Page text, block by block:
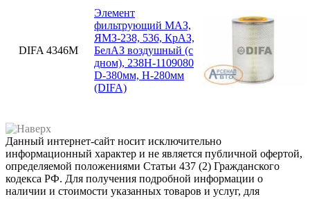
DIFA 4346М
Элемент
фильтрующий МАЗ,
ЯМЗ-238, 536, КрАЗ,
БелАЗ воздушный (с
дном), 238Н-1109080
D-380мм, H-280мм
(DIFA)
Данный интернет-сайт носит исключительно
информационный характер и не является публичной офертой,
определяемой положениями Статьи 437 (2) Гражданского
кодекса РФ. Для получения подробной информации о
наличии и стоимости указанных товаров и услуг, для